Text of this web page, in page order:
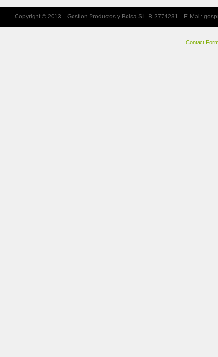
Copyright © 2013 Gestion Productos y Bolsa SL B-2774231 E-Mail:
Contact Form